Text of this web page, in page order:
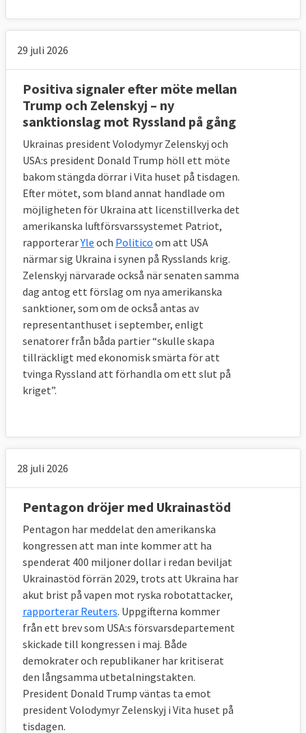
29 juli 2026
Positiva signaler efter möte mellan
Trump och Zelenskyj – ny
sanktionslag mot Ryssland på gång
Ukrainas president Volodymyr Zelenskyj och
USA:s president Donald Trump höll ett möte
bakom stängda dörrar i Vita huset på tisdagen.
Efter mötet, som bland annat handlade om
möjligheten för Ukraina att licenstillverka det
amerikanska luftförsvarssystemet Patriot,
rapporterarYle och Politico om att USA
närmar sig Ukraina i synen på Rysslands krig.
Zelenskyj närvarade också när senaten samma
dag antog ett förslag om nya amerikanska
sanktioner, som om de också antas av
representanthuset i september, enligt
senatorer från båda partier “skulle skapa
tillräckligt med ekonomisk smärta för att
tvinga Ryssland att förhandla om ett slut på
kriget”.
28 juli 2026
Pentagon dröjer med Ukrainastöd
Pentagon har meddelat den amerikanska
kongressen att man inte kommer att ha
spenderat 400 miljoner dollar i redan beviljat
Ukrainastöd förrän 2029, trots att Ukraina har
akut brist på vapen mot ryska robotattacker,
rapporterar Reuters. Uppgifterna kommer
från ett brev som USA:s försvarsdepartement
skickade till kongressen i maj. Både
demokrater och republikaner har kritiserat
den långsamma utbetalningstakten.
President Donald Trump väntas ta emot
president Volodymyr Zelenskyj i Vita huset på
tisdagen.